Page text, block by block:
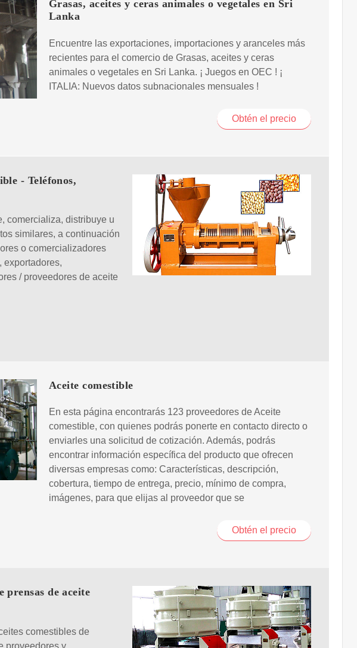
Grasas, aceites y ceras animales o vegetales en Sri
Lanka
Encuentre las exportaciones, importaciones y aranceles más
recientes para el comercio de Grasas, aceites y ceras
animales o vegetales en Sri Lanka. ¡ Juegos en OEC ! ¡
ITALIA: Nuevos datos subnacionales mensuales !
Obtén el precio
- Teléfonos,
comercializa, distribuye u
similares, a continuación
o comercializadores
exportadores,
/ proveedores de aceite
Aceite comestible
En esta página encontrarás 123 proveedores de Aceite
comestible, con quienes podrás ponerte en contacto directo o
enviarles una solicitud de cotización. Además, podrás
encontrar información específica del producto que ofrecen
diversas empresas como: Características, descripción,
cobertura, tiempo de entrega, precio, mínimo de compra,
imágenes, para que elijas al proveedor que se
Obtén el precio
prensas de aceite
comestibles de
proveedores y